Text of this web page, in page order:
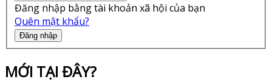
Đăng nhập bằng tài khoản xã hội của bạn
Quên mật khẩu?
Đăng nhập
MỚI TẠI ĐÂY?